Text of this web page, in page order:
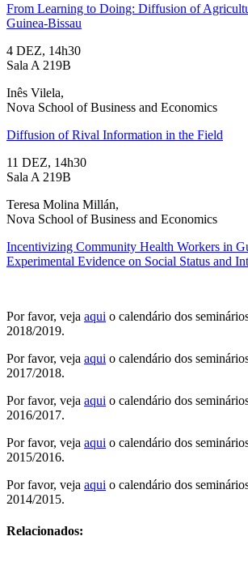
From Learning to Doing: Diffusion of
Guinea-Bissau
4 DEZ, 14h30
Sala A 219B
Inês Vilela,
Nova School of Business and Economics
Diffusion of Rival Information in the Field
11 DEZ, 14h30
Sala A 219B
Teresa Molina Millán,
Nova School of Business and Economics
Incentivizing Community Health Workers in
Experimental Evidence on Social Status and
Por favor, veja aqui o calendário dos
2018/2019.
Por favor, veja aqui o calendário dos
2017/2018.
Por favor, veja aqui o calendário dos
2016/2017.
Por favor, veja aqui o calendário dos
2015/2016.
Por favor, veja aqui o calendário dos
2014/2015.
Relacionados: